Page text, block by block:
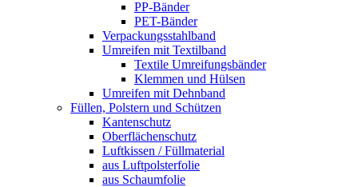
PP-Bänder
PET-Bänder
Verpackungsstahlband
Umreifen mit Textilband
Textile Umreifungsbänder
Klemmen und Hülsen
Umreifen mit Dehnband
Füllen, Polstern und Schützen
Kantenschutz
Oberflächenschutz
Luftkissen / Füllmaterial
aus Luftpolsterfolie
aus Schaumfolie